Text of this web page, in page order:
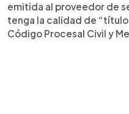
emitida al proveedor de
tenga la calidad de
Código Procesal Civil y